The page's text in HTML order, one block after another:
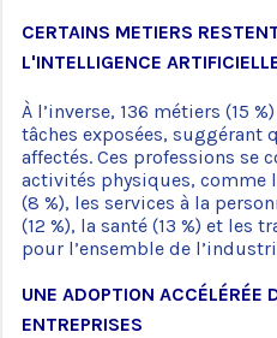
CERTAINS METIERS
L'INTELLIGENCE
À l’inverse, 136 métiers (15
tâches exposées, suggérant
affectés. Ces professions se
activités physiques, comme
(8 %), les services à la
(12 %), la santé (13 %) et les
pour l’ensemble de
UNE ADOPTION ACCÉLÉRÉE
ENTREPRISES